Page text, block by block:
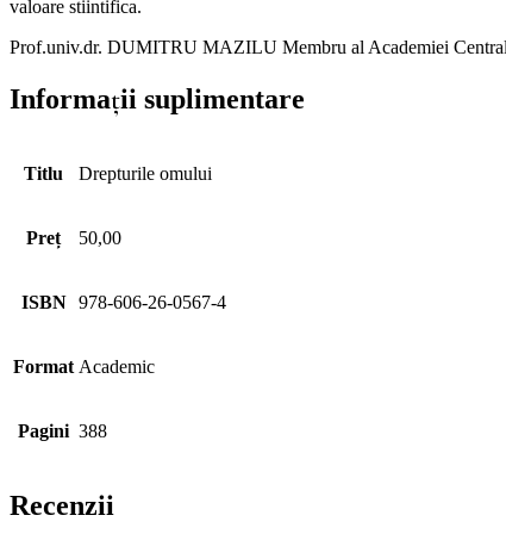
valoare stiintifica.
Prof.univ.dr. DUMITRU MAZILU Membru al Academiei
Informații suplimentare
Titlu Drepturile omului
Preț 50,00
ISBN 978-606-26-0567-4
Format Academic
Pagini 388
Recenzii